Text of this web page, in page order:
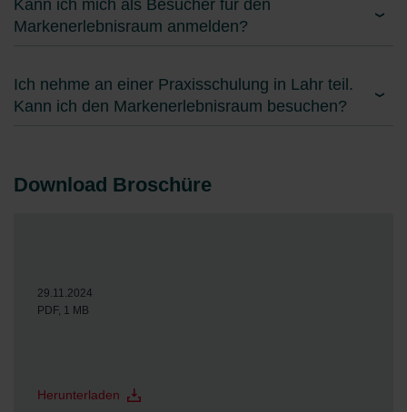
Kann ich mich als Besucher für den
Markenerlebnisraum anmelden?
Ich nehme an einer Praxisschulung in Lahr teil.
Kann ich den Markenerlebnisraum besuchen?
Download Broschüre
29.11.2024
PDF, 1 MB
Herunterladen